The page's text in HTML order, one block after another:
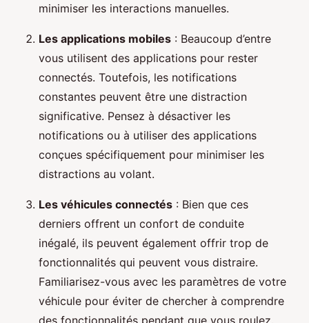
minimiser les interactions manuelles.
Les applications mobiles : Beaucoup d’entre
vous utilisent des applications pour rester
connectés. Toutefois, les notifications
constantes peuvent être une distraction
significative. Pensez à désactiver les
notifications ou à utiliser des applications
conçues spécifiquement pour minimiser les
distractions au volant.
Les véhicules connectés : Bien que ces
derniers offrent un confort de conduite
inégalé, ils peuvent également offrir trop de
fonctionnalités qui peuvent vous distraire.
Familiarisez-vous avec les paramètres de votre
véhicule pour éviter de chercher à comprendre
des fonctionnalités pendant que vous roulez.